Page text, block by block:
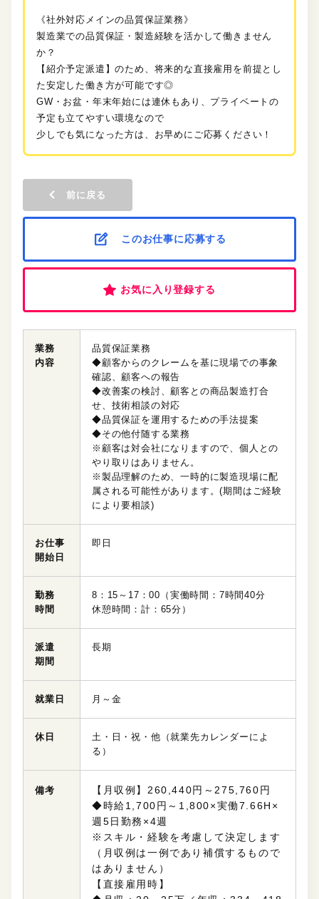
《社外対応メインの品質保証業務》
製造業での品質保証・製造経験を活かして働きません
か？
【紹介予定派遣】のため、将来的な直接雇用を前提とし
た安定した働き方が可能です◎
GW・お盆・年末年始には連休もあり、プライベートの
予定も立てやすい環境なので
少しでも気になった方は、お早めにご応募ください！
前に戻る
このお仕事に応募する
お気に入り登録する
業務
内容
品質保証業務
◆顧客からのクレームを基に現場での事象
確認、顧客への報告
◆改善案の検討、顧客との商品製造打合
せ、技術相談の対応
◆品質保証を運用するための手法提案
◆その他付随する業務
※顧客は対会社になりますので、個人との
やり取りはありません。
※製品理解のため、一時的に製造現場に配
属される可能性があります。(期間はご経験
により要相談)
お仕事
開始日
即日
勤務
時間
8：15～17：00（実働時間：7時間40分
休憩時間：計：65分）
派遣
期間
長期
就業日 月～金
休日
土・日・祝・他（就業先カレンダーによ
る）
備考
【月収例】260,440円～275,760円
◆時給1,700円～1,800×実働7.66H×
週5日勤務×4週
※スキル・経験を考慮して決定します
（月収例は一例であり補償するもので
はありません）
【直接雇用時】